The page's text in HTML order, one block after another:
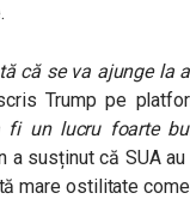
că se va ajunge la
Trump pe
fi un lucru foarte
a susținut că SUA
mare ostilitate